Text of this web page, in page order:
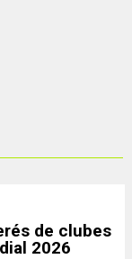
de clubes
2026